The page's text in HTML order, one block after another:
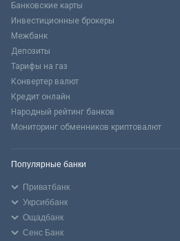
Банковские карты
Инвестиционные брокеры
Межбанк
Депозиты
Тарифы на газ
Конвертер валют
Кредит онлайн
Народный рейтинг банков
Мониторинг обменников криптовалют
Популярные банки
Приватбанк
Укрсиббанк
Ощадбанк
Сенс Банк